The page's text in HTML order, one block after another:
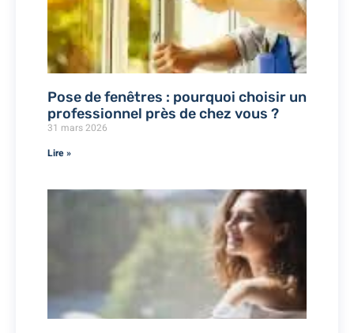
Pose de fenêtres : pourquoi choisir un
professionnel près de chez vous ?
31 mars 2026
Lire »